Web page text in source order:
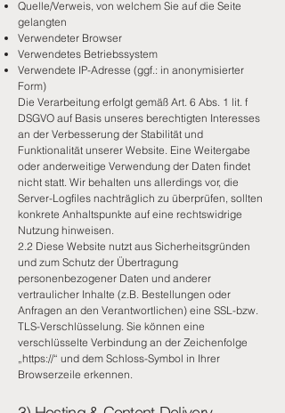
Quelle/Verweis, von welchem Sie auf die Seite
gelangten
Verwendeter Browser
Verwendetes Betriebssystem
Verwendete IP-Adresse (ggf.: in anonymisierter
Form)
Die Verarbeitung erfolgt gemäß Art. 6 Abs. 1 lit. f
DSGVO auf Basis unseres berechtigten Interesses
an der Verbesserung der Stabilität und
Funktionalität unserer Website. Eine Weitergabe
oder anderweitige Verwendung der Daten findet
nicht statt. Wir behalten uns allerdings vor, die
Server-Logfiles nachträglich zu überprüfen, sollten
konkrete Anhaltspunkte auf eine rechtswidrige
Nutzung hinweisen.
2.2 Diese Website nutzt aus Sicherheitsgründen
und zum Schutz der Übertragung
personenbezogener Daten und anderer
vertraulicher Inhalte (z.B. Bestellungen oder
Anfragen an den Verantwortlichen) eine SSL-bzw.
TLS-Verschlüsselung. Sie können eine
verschlüsselte Verbindung an der Zeichenfolge
„https://“ und dem Schloss-Symbol in Ihrer
Browserzeile erkennen.